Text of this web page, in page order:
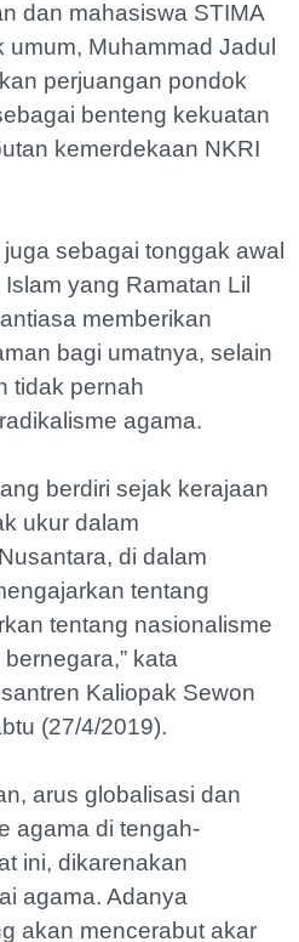
dan mahasiswa STIMA
Muhammad Jadul
perjuangan pondok
benteng kekuatan
kemerdekaan NKRI
sebagai tonggak awal
yang Ramatan Lil
memberikan
bagi umatnya, selain
tidak pernah
agama.
berdiri sejak kerajaan
ukur dalam
di dalam
tentang
tentang nasionalisme
kata
Kaliopak Sewon
(27/4/2019).
arus globalisasi dan
agama di tengah-
ini, dikarenakan
agama. Adanya
akan mencerabut akar